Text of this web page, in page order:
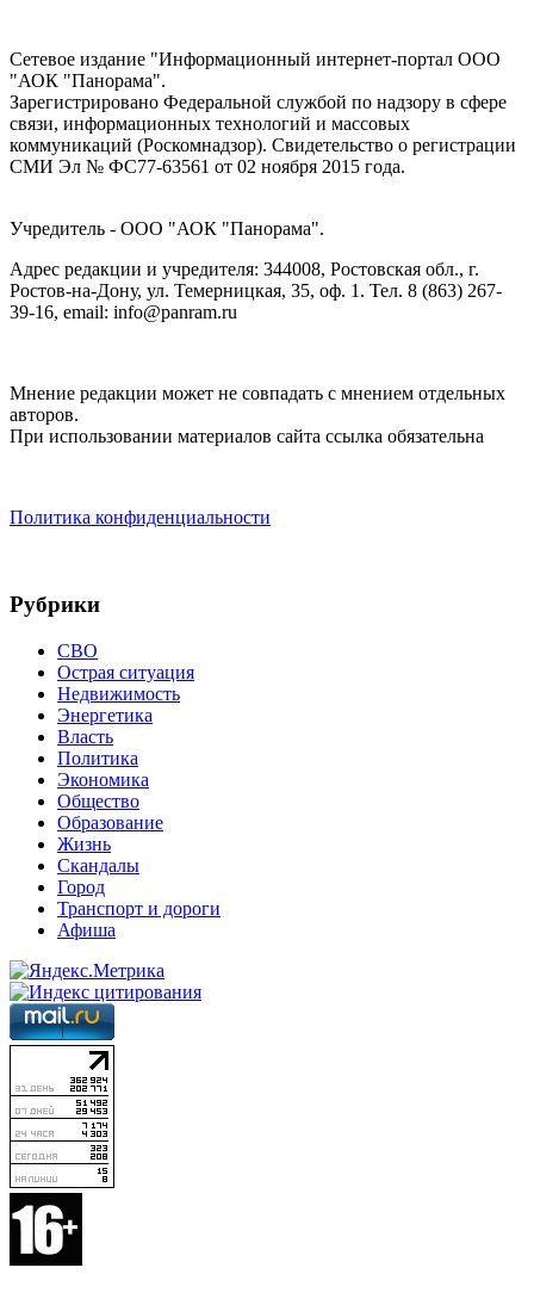
Сетевое издание "Информационный интернет-портал ООО
"АОК "Панорама".
Зарегистрировано Федеральной службой по надзору в сфере
связи, информационных технологий и массовых
коммуникаций (Роскомнадзор). Cвидетельство о регистрации
СМИ Эл № ФС77-63561 от 02 ноября 2015 года.
Учредитель - ООО "АОК "Панорама".
Адрес редакции и учредителя: 344008, Ростовская обл., г.
Ростов-на-Дону, ул. Темерницкая, 35, оф. 1. Тел. 8 (863) 267-
39-16, email: info@panram.ru
Мнение редакции может не совпадать с мнением отдельных
авторов.
При использовании материалов сайта ссылка обязательна
Политика конфиденциальности
Рубрики
СВО
Острая ситуация
Недвижимость
Энергетика
Власть
Политика
Экономика
Общество
Образование
Жизнь
Скандалы
Город
Транспорт и дороги
Афиша